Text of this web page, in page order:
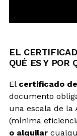
EL
QUÉ ES Y POR
El certificado
documento
una escala de la
(mínima
o alquilar